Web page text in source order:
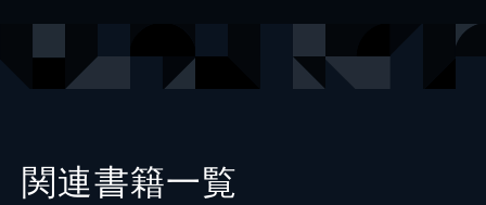
掲載誌 マガジンポケット
関連書籍一覧